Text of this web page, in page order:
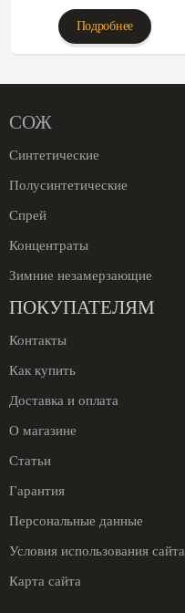
Подробнее
СОЖ
Синтетические
Полусинтетические
Спрей
Концентраты
Зимние незамерзающие
ПОКУПАТЕЛЯМ
Контакты
Как купить
Доставка и оплата
О магазине
Статьи
Гарантия
Персональные данные
Условия использования сайта
Карта сайта